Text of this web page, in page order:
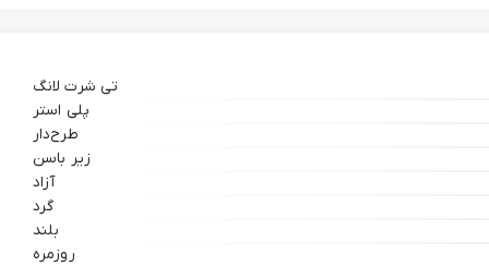
تی شرت لانگ
پلی استر
طرح‌دار
زیر باسن
آزاد
گرد
بلند
روزمره